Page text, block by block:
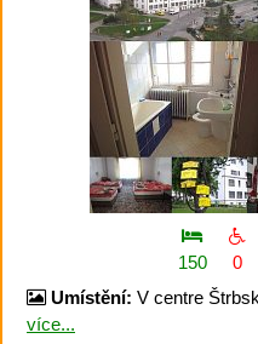
150
0
Umístění: V centre
více...